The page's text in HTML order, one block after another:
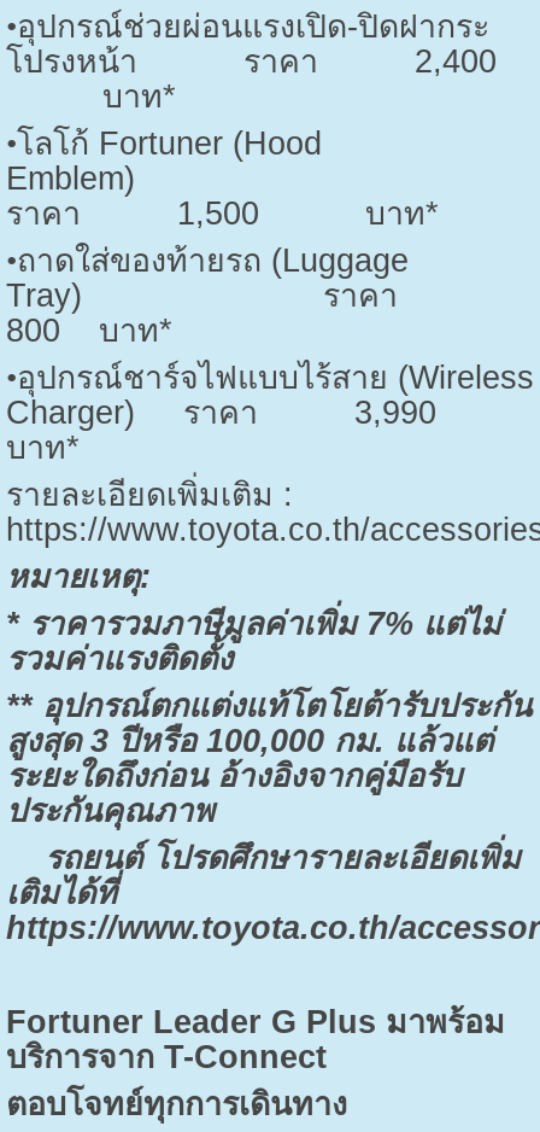
•อุปกรณ์ช่วยผ่อนแรงเปิด-ปิดฝากระ
โปรงหน้า ราคา 2,400
บาท*
•โลโก้ Fortuner (Hood
Emblem)
ราคา 1,500 บาท*
•ถาดใส่ของท้ายรถ (Luggage
Tray) ราคา
800 บาท*
•อุปกรณ์ชาร์จไฟแบบไร้สาย (Wireless
Charger) ราคา 3,990
บาท*
รายละเอียดเพิ่มเติม :
https://www.toyota.co.th/
หมายเหตุ:
* ราคารวมภาษีมูลค่าเพิ่ม 7%แต่ไม่
รวมค่าแรงติดตั้ง
** อุปกรณ์ตกแต่งแท้โตโยต้ารับประกัน
สูงสุด 3ปีหรือ 100,000กม. แล้วแต่
ระยะใดถึงก่อน อ้างอิงจากคู่มือรับ
ประกันคุณภาพ
รถยนต์ โปรดศึกษารายละเอียดเพิ่ม
เติมได้ที่
https://www.toyota.co.th/
Fortuner Leader G Plus มาพร้อม
บริการจาก T-Connect
ตอบโจทย์ทุกการเดินทาง